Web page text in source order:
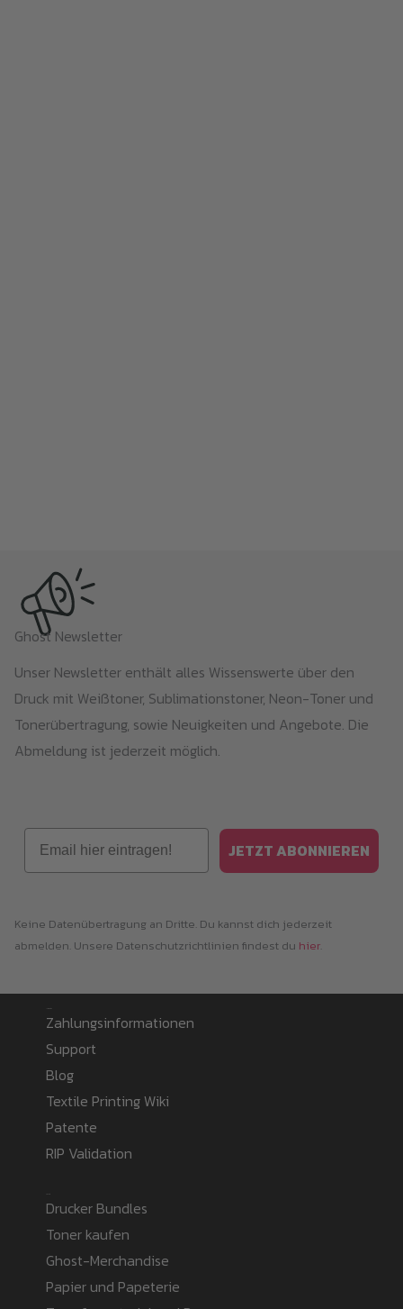
Ghost Newsletter
Unser Newsletter enthält alles Wissenswerte über den
Druck mit Weißtoner, Sublimationstoner, Neon-Toner und
Tonerübertragung, sowie Neuigkeiten und Angebote. Die
Abmeldung ist jederzeit möglich.
Email
JETZT ABONNIEREN
Keine Datenübertragung an Dritte. Du kannst dich jederzeit
abmelden. Unsere Datenschutzrichtlinien findest du hier.
Zahlungsinformationen
Support
Blog
Textile Printing Wiki
Patente
RIP Validation
Drucker Bundles
Toner kaufen
Ghost-Merchandise
Papier und Papeterie